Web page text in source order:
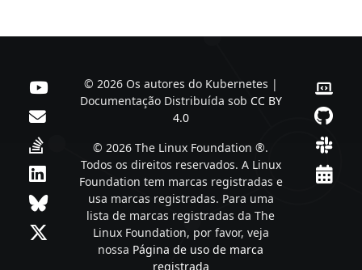
© 2026 Os autores do Kubernetes |
Documentação Distribuída sob CC BY
4.0
© 2026 The Linux Foundation ®.
Todos os direitos reservados. A Linux
Foundation tem marcas registradas e
usa marcas registradas. Para uma
lista de marcas registradas da The
Linux Foundation, por favor, veja
nossa Página de uso de marca
registrada